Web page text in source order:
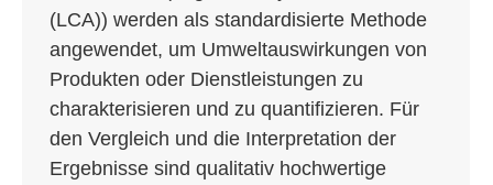
(LCA)) werden als standardisierte Methode
angewendet, um Umweltauswirkungen von
Produkten oder Dienstleistungen zu
charakterisieren und zu quantifizieren. Für
den Vergleich und die Interpretation der
Ergebnisse sind qualitativ hochwertige